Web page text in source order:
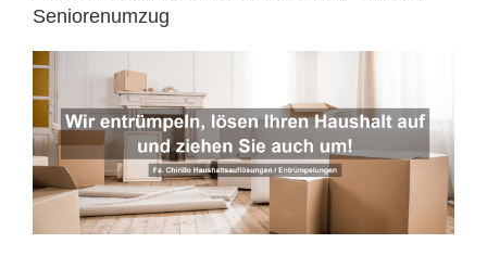
Seniorenumzug